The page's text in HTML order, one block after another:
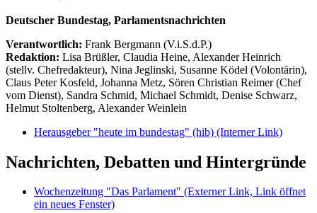
Deutscher Bundestag, Parlamentsnachrichten
Verantwortlich: Frank Bergmann (V.i.S.d.P.)
Redaktion: Lisa Brüßler, Claudia Heine, Alexander Heinrich
(stellv. Chefredakteur), Nina Jeglinski, Susanne Ködel (Volontärin),
Claus Peter Kosfeld, Johanna Metz, Sören Christian Reimer (Chef
vom Dienst), Sandra Schmid, Michael Schmidt, Denise Schwarz,
Helmut Stoltenberg, Alexander Weinlein
Herausgeber "heute im bundestag" (hib) (Interner Link)
Nachrichten, Debatten und Hintergründe
Wochenzeitung "Das Parlament" (Externer Link, Link öffnet
ein neues Fenster)